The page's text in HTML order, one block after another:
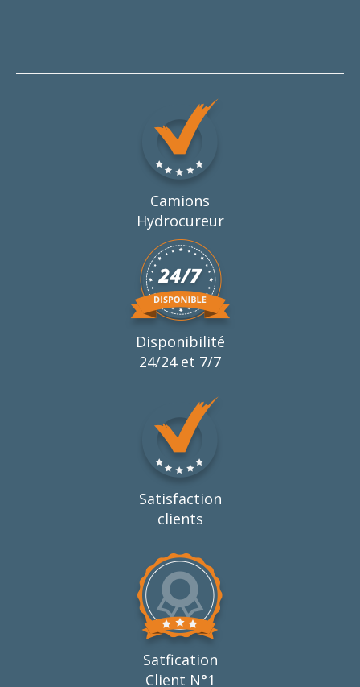
Camions
Hydrocureur
Disponibilité
24/24 et 7/7
Satisfaction
clients
Satfication
Client N°1